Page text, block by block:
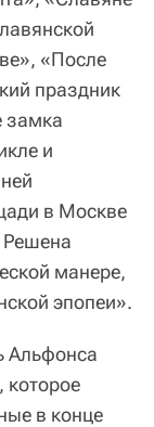
«После
праздник
замка
и
в Москве
Решена
манере,
эпопеи».
Альфонса
которое
в конце